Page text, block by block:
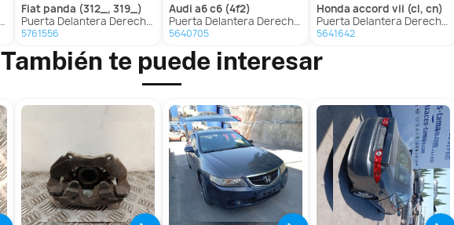
fiat panda (312_, 319_)
Puerta Delantera Derecha para Fiat Panda (312_, 319_)
5761556
audi a6 c6 (4f2)
Puerta Delantera Derecha para Audi A6 C6 (4F2)
5640705
honda accord vii (cl, cn)
Puerta Delantera Derecha para Honda Accord Vii (Cl, Cn)
5641642
También te puede interesar